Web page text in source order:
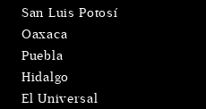
San Luis Potosí
Oaxaca
Puebla
Hidalgo
El Universal